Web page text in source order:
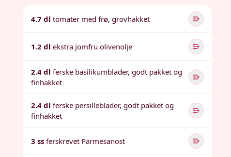
4.7 dl tomater med frø, grovhakket
1.2 dl ekstra jomfru olivenolje
2.4 dl ferske basilikumblader, godt pakket og
finhakket
2.4 dl ferske persilleblader, godt pakket og
finhakket
3 ss ferskrevet Parmesanost